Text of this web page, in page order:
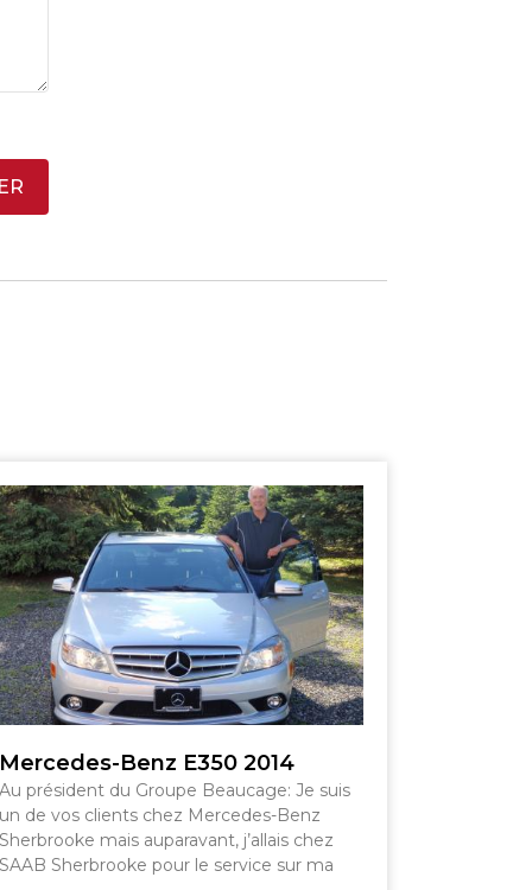
Mercedes-Benz E350 2014
Au président du Groupe Beaucage: Je suis
un de vos clients chez Mercedes-Benz
Sherbrooke mais auparavant, j’allais chez
SAAB Sherbrooke pour le service sur ma
Voir le site